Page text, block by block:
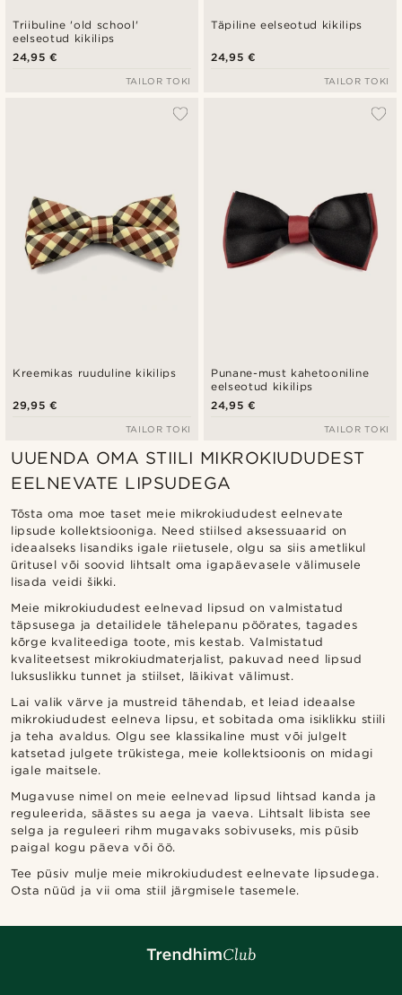
Triibuline 'old school'
eelseotud kikilips
24,95 €
TAILOR TOKI
Täpiline eelseotud kikilips
24,95 €
TAILOR TOKI
Kreemikas ruuduline kikilips
29,95 €
TAILOR TOKI
Punane-must kahetooniline
eelseotud kikilips
24,95 €
TAILOR TOKI
UUENDA OMA STIILI MIKROKIUDUDEST
EELNEVATE LIPSUDEGA
Tõsta oma moe taset meie mikrokiududest eelnevate
lipsude kollektsiooniga. Need stiilsed aksessuaarid on
ideaalseks lisandiks igale riietusele, olgu sa siis ametlikul
üritusel või soovid lihtsalt oma igapäevasele välimusele
lisada veidi šikki.
Meie mikrokiududest eelnevad lipsud on valmistatud
täpsusega ja detailidele tähelepanu pöörates, tagades
kõrge kvaliteediga toote, mis kestab. Valmistatud
kvaliteetsest mikrokiudmaterjalist, pakuvad need lipsud
luksuslikku tunnet ja stiilset, läikivat välimust.
Lai valik värve ja mustreid tähendab, et leiad ideaalse
mikrokiududest eelneva lipsu, et sobitada oma isiklikku stiili
ja teha avaldus. Olgu see klassikaline must või julgelt
katsetad julgete trükistega, meie kollektsioonis on midagi
igale maitsele.
Mugavuse nimel on meie eelnevad lipsud lihtsad kanda ja
reguleerida, säästes su aega ja vaeva. Lihtsalt libista see
selga ja reguleeri rihm mugavaks sobivuseks, mis püsib
paigal kogu päeva või öö.
Tee püsiv mulje meie mikrokiududest eelnevate lipsudega.
Osta nüüd ja vii oma stiil järgmisele tasemele.